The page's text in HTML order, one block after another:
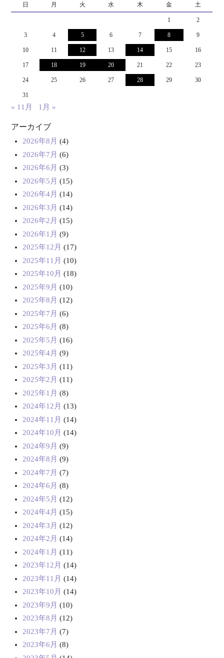
日 月 火 水 木 金 土
1 2
3 4 5 6 7 8 9
10 11 12 13 14 15 16
17 18 19 20 21 22 23
24 25 26 27 28 29 30
31
« 11月 1月 »
アーカイブ
2026年8月 (4)
2026年7月 (6)
2026年6月 (3)
2026年5月 (15)
2026年4月 (14)
2026年3月 (14)
2026年2月 (15)
2026年1月 (9)
2025年12月 (17)
2025年11月 (10)
2025年10月 (18)
2025年9月 (10)
2025年8月 (12)
2025年7月 (6)
2025年6月 (8)
2025年5月 (16)
2025年4月 (9)
2025年3月 (11)
2025年2月 (11)
2025年1月 (8)
2024年12月 (13)
2024年11月 (14)
2024年10月 (14)
2024年9月 (9)
2024年8月 (9)
2024年7月 (7)
2024年6月 (8)
2024年5月 (12)
2024年4月 (15)
2024年3月 (12)
2024年2月 (14)
2024年1月 (11)
2023年12月 (14)
2023年11月 (14)
2023年10月 (14)
2023年9月 (10)
2023年8月 (12)
2023年7月 (7)
2023年6月 (8)